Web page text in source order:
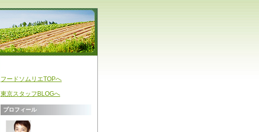
フードソムリエTOPへ
東京スタッフBLOGへ
プロフィール